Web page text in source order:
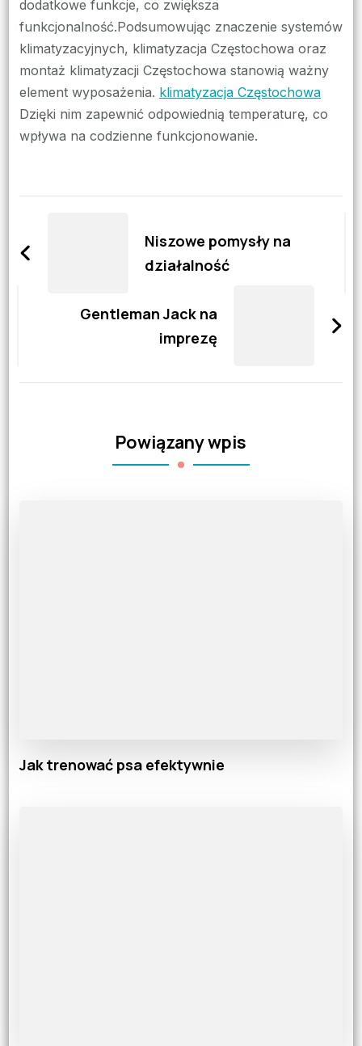
dodatkowe funkcje, co zwiększa
funkcjonalność.Podsumowując znaczenie systemów
klimatyzacyjnych, klimatyzacja Częstochowa oraz
montaż klimatyzacji Częstochowa stanowią ważny
element wyposażenia. klimatyzacja Częstochowa
Dzięki nim zapewnić odpowiednią temperaturę, co
wpływa na codzienne funkcjonowanie.
wpisy
Niszowe pomysły na
działalność
Gentleman Jack na
imprezę
Powiązany wpis
Jak trenować psa efektywnie